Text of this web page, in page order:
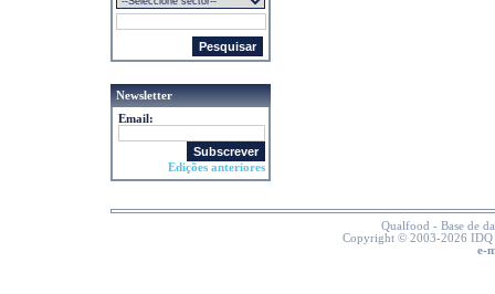
Newsletter
Email:
Edições anteriores
Qualfood - Base de
Copyright © 2003-2026 IDQ
e-